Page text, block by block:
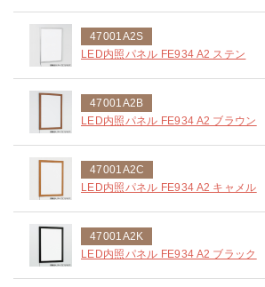
47001A2S
LED内照パネル FE934 A2 ステン
47001A2B
LED内照パネル FE934 A2 ブラウン
47001A2C
LED内照パネル FE934 A2 キャメル
47001A2K
LED内照パネル FE934 A2 ブラック